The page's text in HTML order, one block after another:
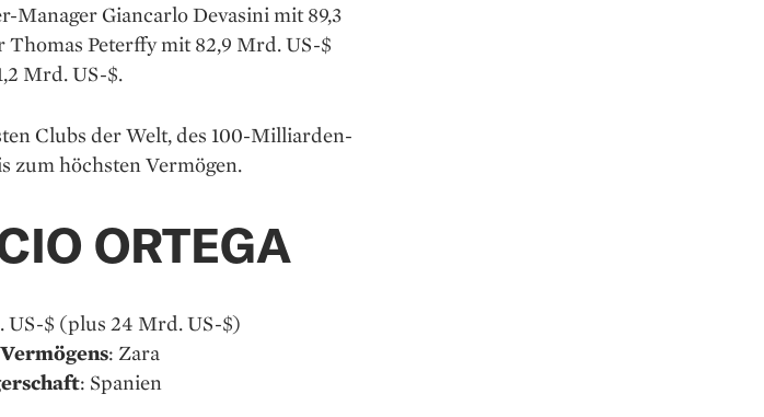
Manager Giancarlo Devasini mit 89,3
Peterffy mit 82,9 Mrd. US-$
Mrd. US-$.
Clubs der Welt, des 100-Milliarden-
zum höchsten Vermögen.
ORTEGA
US-$ (plus 24 Mrd. US-$)
: Zara
: Spanien